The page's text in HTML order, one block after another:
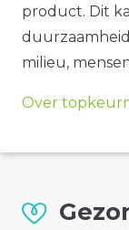
product. Dit
milieu,
Over